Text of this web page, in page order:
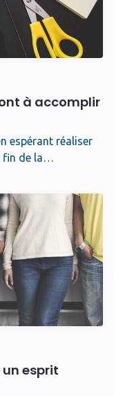
à accomplir
espérant réaliser
fin de la…
esprit